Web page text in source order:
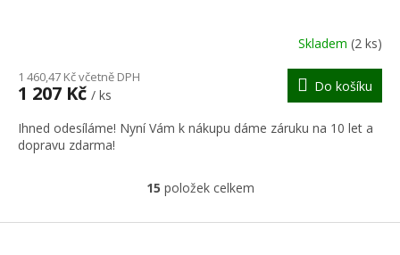
R
M
A
Skladem (2 ks)
1 460,47 Kč včetně DPH
1 207 Kč / ks
Do košíku
Ihned odesíláme! Nyní Vám k nákupu dáme záruku na 10 let a
dopravu zdarma!
O
l
15 položek celkem
Z